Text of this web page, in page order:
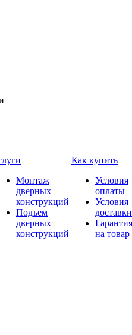
Монтаж
дверных
конструкций
Подъем
дверных
конструкций
Как купить
Условия
оплаты
Условия
доставки
Гарантия
на товар